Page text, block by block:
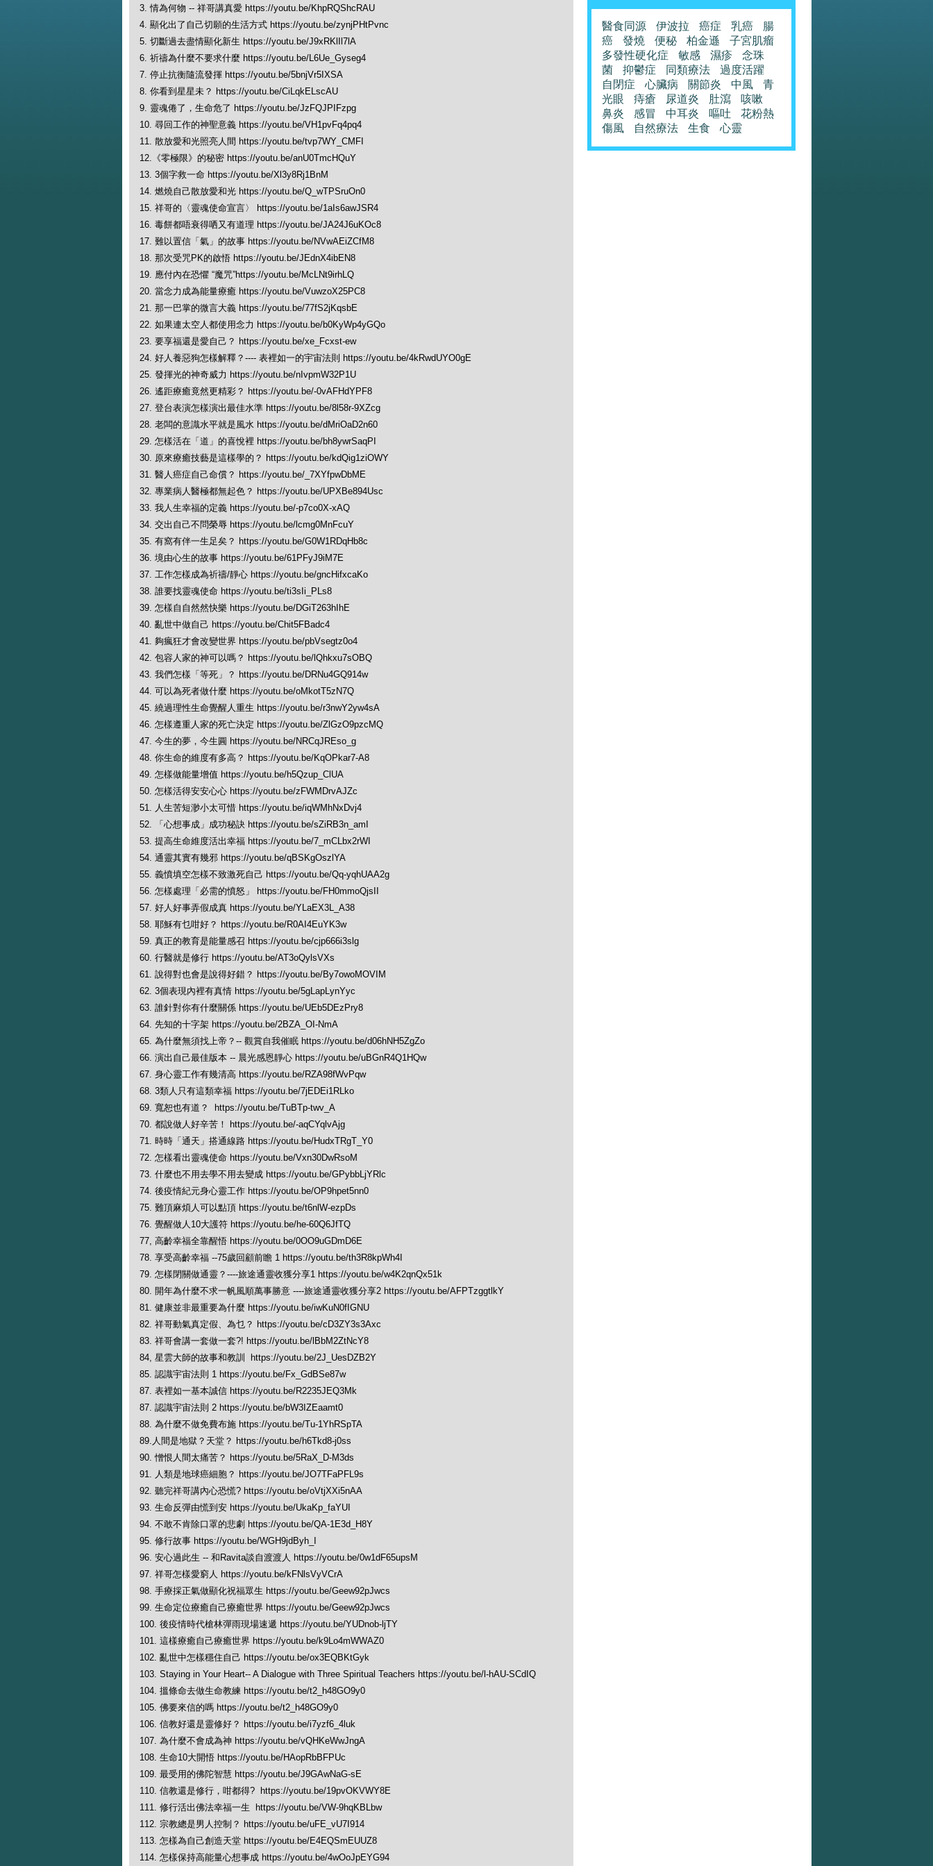
3. 情為何物 -- 祥哥講真愛 https://youtu.be/KhpRQShcRAU
4. 顯化出了自己切願的生活方式 https://youtu.be/zynjPHtPvnc
5. 切斷過去盡情顯化新生 https://youtu.be/J9xRKlIl7lA
6. 祈禱為什麼不要求什麼 https://youtu.be/L6Ue_Gyseg4
7. 停止抗衡隨流發揮 https://youtu.be/5bnjVr5IXSA
8. 你看到星星未？ https://youtu.be/CiLqkELscAU
9. 靈魂倦了，生命危了 https://youtu.be/JzFQJPIFzpg
10. 尋回工作的神聖意義 https://youtu.be/VH1pvFq4pq4
11. 散放愛和光照亮人間 https://youtu.be/tvp7WY_CMFI
12.《零極限》的秘密 https://youtu.be/anU0TmcHQuY
13. 3個字救一命 https://youtu.be/Xl3y8Rj1BnM
14. 燃燒自己散放愛和光 https://youtu.be/Q_wTPSruOn0
15. 祥哥的〈靈魂使命宣言〉 https://youtu.be/1aIs6awJSR4
16. 毒餅都唔衰得哂又有道理 https://youtu.be/JA24J6uKOc8
17. 難以置信「氣」的故事 https://youtu.be/NVwAEiZCfM8
18. 那次受咒PK的啟悟 https://youtu.be/JEdnX4ibEN8
19. 應付內在恐懼 “魔咒”https://youtu.be/McLNt9irhLQ
20. 當念力成為能量療癒 https://youtu.be/VuwzoX25PC8
21. 那一巴掌的微言大義 https://youtu.be/77fS2jKqsbE
22. 如果連太空人都使用念力 https://youtu.be/b0KyWp4yGQo
23. 要享福還是愛自己？ https://youtu.be/xe_Fcxst-ew
24. 好人養惡狗怎樣解釋？---- 表裡如一的宇宙法則 https://youtu.be/4kRwdUYO0gE
25. 發揮光的神奇威力 https://youtu.be/nIvpmW32P1U
26. 遙距療癒竟然更精彩？ https://youtu.be/-0vAFHdYPF8
27. 登台表演怎樣演出最佳水準 https://youtu.be/8l58r-9XZcg
28. 老闆的意識水平就是風水 https://youtu.be/dMriOaD2n60
29. 怎樣活在「道」的喜悅裡 https://youtu.be/bh8ywrSaqPI
30. 原來療癒技藝是這樣學的？ https://youtu.be/kdQig1ziOWY
31. 醫人癌症自己命償？ https://youtu.be/_7XYfpwDbME
32. 專業病人醫極都無起色？ https://youtu.be/UPXBe894Usc
33. 我人生幸福的定義 https://youtu.be/-p7co0X-xAQ
34. 交出自己不問榮辱 https://youtu.be/lcmg0MnFcuY
35. 有窩有伴一生足矣？ https://youtu.be/G0W1RDqHb8c
36. 境由心生的故事 https://youtu.be/61PFyJ9iM7E
37. 工作怎樣成為祈禱/靜心 https://youtu.be/gncHifxcaKo
38. 誰要找靈魂使命 https://youtu.be/ti3sIi_PLs8
39. 怎樣自自然然快樂 https://youtu.be/DGiT263hIhE
40. 亂世中做自己 https://youtu.be/Chit5FBadc4
41. 夠瘋狂才會改變世界 https://youtu.be/pbVsegtz0o4
42. 包容人家的神可以嗎？ https://youtu.be/lQhkxu7sOBQ
43. 我們怎樣「等死」？ https://youtu.be/DRNu4GQ914w
44. 可以為死者做什麼 https://youtu.be/oMkotT5zN7Q
45. 繞過理性生命覺醒人重生 https://youtu.be/r3nwY2yw4sA
46. 怎樣遵重人家的死亡決定 https://youtu.be/ZlGzO9pzcMQ
47. 今生的夢，今生圓 https://youtu.be/NRCqJREso_g
48. 你生命的維度有多高？ https://youtu.be/KqOPkar7-A8
49. 怎樣做能量增值 https://youtu.be/h5Qzup_ClUA
50. 怎樣活得安安心心 https://youtu.be/zFWMDrvAJZc
51. 人生苦短渺小太可惜 https://youtu.be/iqWMhNxDvj4
52. 「心想事成」成功秘訣 https://youtu.be/sZiRB3n_amI
53. 提高生命維度活出幸福 https://youtu.be/7_mCLbx2rWI
54. 通靈其實有幾邪 https://youtu.be/qBSKgOszlYA
55. 義憤填空怎樣不致激死自己 https://youtu.be/Qq-yqhUAA2g
56. 怎樣處理「必需的憤怒」 https://youtu.be/FH0mmoQjsII
57. 好人好事弄假成真 https://youtu.be/YLaEX3L_A38
58. 耶穌有乜咁好？ https://youtu.be/R0AI4EuYK3w
59. 真正的教育是能量感召 https://youtu.be/cjp666i3slg
60. 行醫就是修行 https://youtu.be/AT3oQylsVXs
61. 說得對也會是說得好錯？ https://youtu.be/By7owoMOVIM
62. 3個表現內裡有真情 https://youtu.be/5gLapLynYyc
63. 誰針對你有什麼關係 https://youtu.be/UEb5DEzPry8
64. 先知的十字架 https://youtu.be/2BZA_OI-NmA
65. 為什麼無須找上帝？-- 觀賞自我催眠 https://youtu.be/d06hNH5ZgZo
66. 演出自己最佳版本 -- 晨光感恩靜心 https://youtu.be/uBGnR4Q1HQw
67. 身心靈工作有幾清高 https://youtu.be/RZA98fWvPqw
68. 3類人只有這類幸福 https://youtu.be/7jEDEi1RLko
69. 寬恕也有道？ https://youtu.be/TuBTp-twv_A
70. 都說做人好辛苦！ https://youtu.be/-aqCYqlvAjg
71. 時時「通天」搭通線路 https://youtu.be/HudxTRgT_Y0
72. 怎樣看出靈魂使命 https://youtu.be/Vxn30DwRsoM
73. 什麼也不用去學不用去變成 https://youtu.be/GPybbLjYRlc
74. 後疫情紀元身心靈工作 https://youtu.be/OP9hpet5nn0
75. 難頂麻煩人可以點頂 https://youtu.be/t6nlW-ezpDs
76. 覺醒做人10大護符 https://youtu.be/he-60Q6JfTQ
77, 高齡幸福全靠醒悟 https://youtu.be/0OO9uGDmD6E
78. 享受高齡幸福 --75歲回顧前瞻 1 https://youtu.be/th3R8kpWh4I
79. 怎樣閉關做通靈？----旅途通靈收獲分享1 https://youtu.be/w4K2qnQx51k
80. 開年為什麼不求一帆風順萬事勝意 ----旅途通靈收獲分享2 https://youtu.be/AFPTzggtlkY
81. 健康並非最重要為什麼 https://youtu.be/iwKuN0fIGNU
82. 祥哥動氣真定假、為乜？ https://youtu.be/cD3ZY3s3Axc
83. 祥哥會講一套做一套?! https://youtu.be/lBbM2ZtNcY8
84, 星雲大師的故事和教訓 https://youtu.be/2J_UesDZB2Y
85. 認識宇宙法則 1 https://youtu.be/Fx_GdBSe87w
87. 表裡如一基本誠信 https://youtu.be/R2235JEQ3Mk
87. 認識宇宙法則 2 https://youtu.be/bW3IZEaamt0
88. 為什麼不做免費布施 https://youtu.be/Tu-1YhRSpTA
89.人間是地獄？天堂？ https://youtu.be/h6Tkd8-j0ss
90. 憎恨人間太痛苦？ https://youtu.be/5RaX_D-M3ds
91. 人類是地球癌細胞？ https://youtu.be/JO7TFaPFL9s
92. 聽完祥哥講內心恐慌? https://youtu.be/oVtjXXi5nAA
93. 生命反彈由慌到安 https://youtu.be/UkaKp_faYUI
94. 不敢不肯除口罩的悲劇 https://youtu.be/QA-1E3d_H8Y
95. 修行故事 https://youtu.be/WGH9jdByh_I
96. 安心過此生 -- 和Ravita談自渡渡人 https://youtu.be/0w1dF65upsM
97. 祥哥怎樣愛窮人 https://youtu.be/kFNlsVyVCrA
98. 手療採正氣做顯化祝福眾生 https://youtu.be/Geew92pJwcs
99. 生命定位療癒自己療癒世界 https://youtu.be/Geew92pJwcs
100. 後疫情時代槍林彈雨現場速遞 https://youtu.be/YUDnob-ljTY
101. 這樣療癒自己療癒世界 https://youtu.be/k9Lo4mWWAZ0
102. 亂世中怎樣穩住自己 https://youtu.be/ox3EQBKtGyk
103. Staying in Your Heart-- ​A Dialogue with Three Spiritual Teachers https://youtu.be/l-hAU-SCdIQ
104. 搵條命去做生命教練 https://youtu.be/t2_h48GO9y0
105. 佛要來信的嗎 https://youtu.be/t2_h48GO9y0
106. 信教好還是靈修好？ https://youtu.be/i7yzf6_4luk
107. 為什麼不會成為神 https://youtu.be/vQHKeWwJngA
108. 生命10大開悟 https://youtu.be/HAopRbBFPUc
109. 最受用的佛陀智慧 https://youtu.be/J9GAwNaG-sE
110. 信教還是修行，咁都得? https://youtu.be/19pvOKVWY8E
111. 修行活出佛法幸福一生 https://youtu.be/VW-9hqKBLbw
112. 宗教總是男人控制？ https://youtu.be/uFE_vU7I914
113. 怎樣為自己創造天堂 https://youtu.be/E4EQSmEUUZ8
114. 怎樣保持高能量心想事成 https://youtu.be/4wOoJpEYG94
醫食同源 伊波拉 癌症 乳癌
腸
癌
發燒 便秘 柏金遜
子宮肌瘤
多發性硬化症
敏感 濕疹
念珠
菌
抑鬱症 同類療法
過度活躍
自閉症
心臟病 關節炎 中風
青
光眼
痔瘡 尿道炎 肚瀉
咳嗽
鼻炎
感冒 中耳炎 嘔吐
花粉熱
傷風
自然療法 生食 心靈